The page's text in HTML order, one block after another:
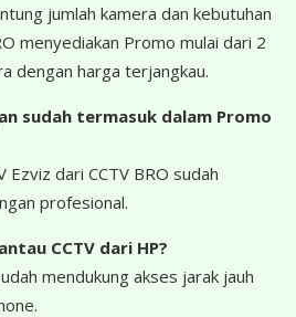
jumlah kamera dan kebutuhan
menyediakan Promo mulai dari 2
dengan harga terjangkau.
sudah termasuk dalam Promo
Ezviz dari CCTV BRO sudah
profesional.
CCTV dari HP?
mendukung akses jarak jauh